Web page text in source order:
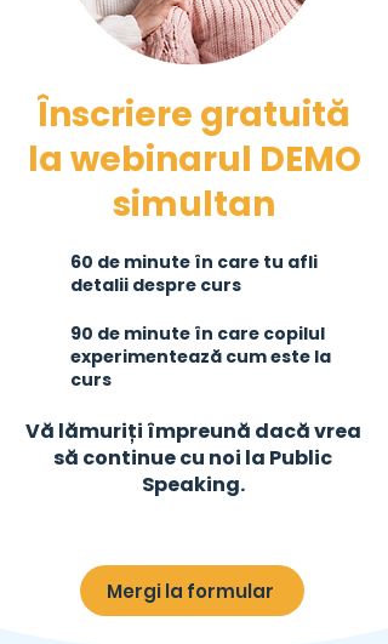
Înscriere gratuită
la webinarul DEMO
simultan
60 de minute în care tu afli
detalii despre curs
90 de minute în care copilul
experimentează cum este la
curs
Vă lămuriți împreună dacă vrea
să continue cu noi la Public
Speaking.
Mergi la formular